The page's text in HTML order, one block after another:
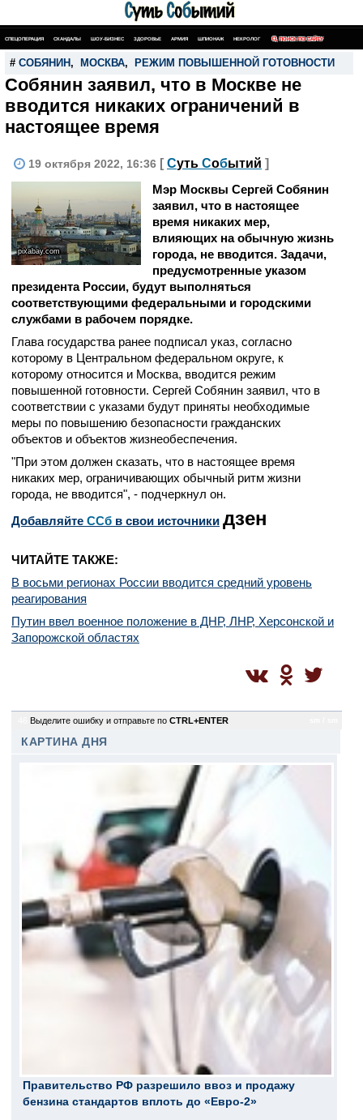
СПЕЦОПЕРАЦИЯ СКАНДАЛЫ ШОУ-БИЗНЕС ЗДОРОВЬЕ АРМИЯ ШПИОНАЖ НЕКРОЛОГ ПОИСК ПО САЙТУ
# СОБЯНИН , МОСКВА, РЕЖИМ ПОВЫШЕННОЙ ГОТОВНОСТИ
Собянин заявил, что в Москве не
вводится никаких ограничений в
настоящее время
19 октября 2022, 16:36 [ Суть Событий ]
pixabay.com
Мэр Москвы Сергей Собянин
заявил, что в настоящее
время никаких мер,
влияющих на обычную жизнь
города, не вводится. Задачи,
предусмотренные указом
президента России, будут выполняться
соответствующими федеральными и городскими
службами в рабочем порядке.
Глава государства ранее подписал указ, согласно
которому в Центральном федеральном округе, к
которому относится и Москва, вводится режим
повышенной готовности. Сергей Собянин заявил, что в
соответствии с указами будут приняты необходимые
меры по повышению безопасности гражданских
объектов и объектов жизнеобеспечения.
"При этом должен сказать, что в настоящее время
никаких мер, ограничивающих обычный ритм жизни
города, не вводится", - подчеркнул он.
Добавляйте CСб в свои источники дзен
ЧИТАЙТЕ ТАКЖЕ:
В восьми регионах России вводится средний уровень
реагирования
Путин ввел военное положение в ДНР, ЛНР, Херсонской и
Запорожской областях
Выделите ошибку и отправьте по CTRL+ENTER
КАРТИНА ДНЯ
Правительство РФ разрешило ввоз и продажу
бензина стандартов вплоть до «Евро-2»